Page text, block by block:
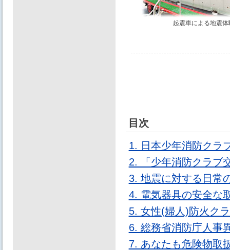
起震車による地震体
目次
1. 日本少年消防クラ
2. 「少年消防クラブ
3. 地震に対する日常
4. 電気器具の安全な
5. 女性(婦人)防火ク
6. 総務省消防庁人事
7. あなたも危険物取